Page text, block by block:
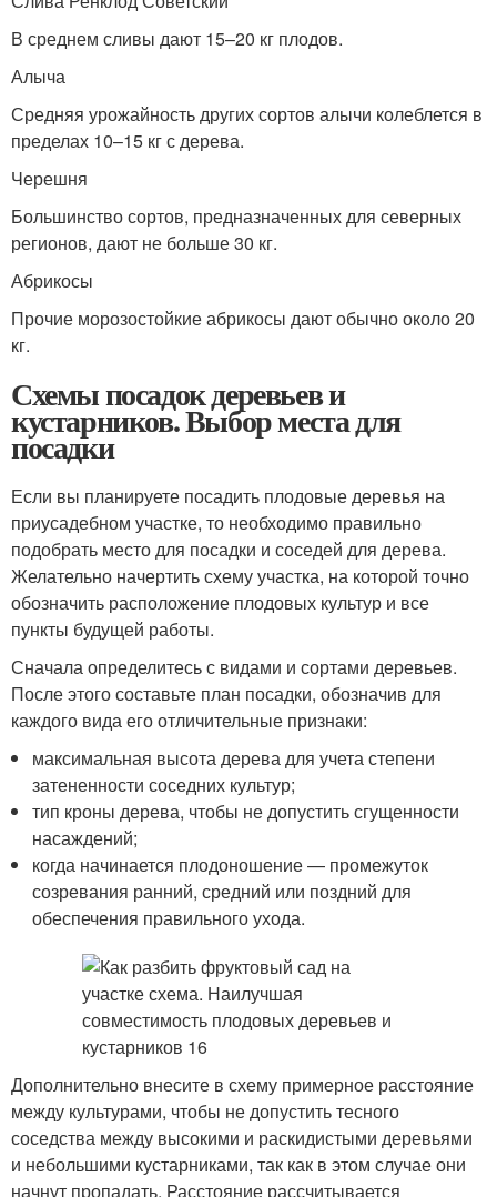
В среднем сливы дают 15–20 кг плодов.
Алыча
Средняя урожайность других сортов алычи колеблется в
пределах 10–15 кг с дерева.
Черешня
Большинство сортов, предназначенных для северных
регионов, дают не больше 30 кг.
Абрикосы
Прочие морозостойкие абрикосы дают обычно около 20
кг.
Схемы посадок деревьев и
кустарников. Выбор места для
посадки
Если вы планируете посадить плодовые деревья на
приусадебном участке, то необходимо правильно
подобрать место для посадки и соседей для дерева.
Желательно начертить схему участка, на которой точно
обозначить расположение плодовых культур и все
пункты будущей работы.
Сначала определитесь с видами и сортами деревьев.
После этого составьте план посадки, обозначив для
каждого вида его отличительные признаки:
максимальная высота дерева для учета степени
затененности соседних культур;
тип кроны дерева, чтобы не допустить сгущенности
насаждений;
когда начинается плодоношение — промежуток
созревания ранний, средний или поздний для
обеспечения правильного ухода.
Дополнительно внесите в схему примерное расстояние
между культурами, чтобы не допустить тесного
соседства между высокими и раскидистыми деревьями
и небольшими кустарниками, так как в этом случае они
начнут пропадать. Расстояние рассчитывается